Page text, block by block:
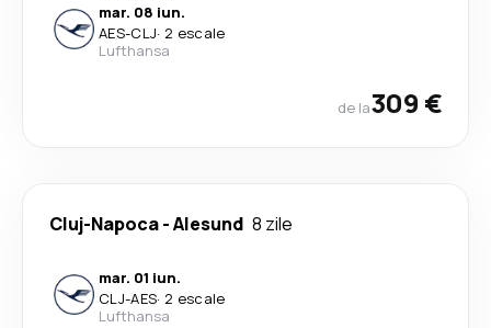
mar. 08 iun.
AES-CLJ· 2 escale
Lufthansa
de la309 €
Cluj-Napoca-Alesund 8 zile
mar. 01 iun.
CLJ-AES· 2 escale
Lufthansa